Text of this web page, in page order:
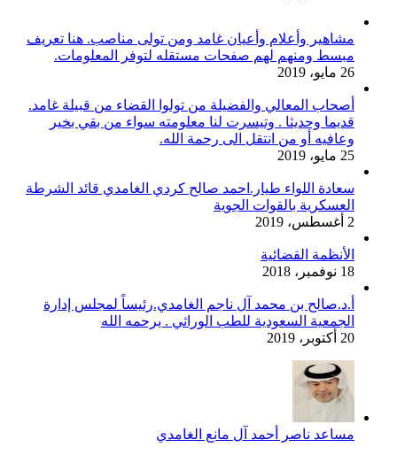
مشاهير وأعلام وأعيان غامد ومن تولى مناصب. هنا تعريف
مبسط ومنهم لهم صفحات مستقله لتوفر المعلومات.
26 مايو، 2019
أصحاب المعالي والفضيلة من تولوا القضاء من قبيلة غامد.
قديما وحديثا . وتيسرت لنا معلومته سواء من بقي بخير
وعافيه أو من انتقل الى رحمة الله.
25 مايو، 2019
سعادة اللواء طيار.احمد صالح كردي الغامدي قائد الشرطة
العسكرية بالقوات الجوية
2 أغسطس، 2019
الأنظمة القضائية
18 نوفمبر، 2018
أ.د.صالح بن محمد آل ناجم الغامدي.رئيساً لمجلس إدارة
الجمعية السعودية للطب الوراثي . يرحمه الله
20 أكتوبر، 2019
مساعد ناصر أحمد آل مانع الغامدي